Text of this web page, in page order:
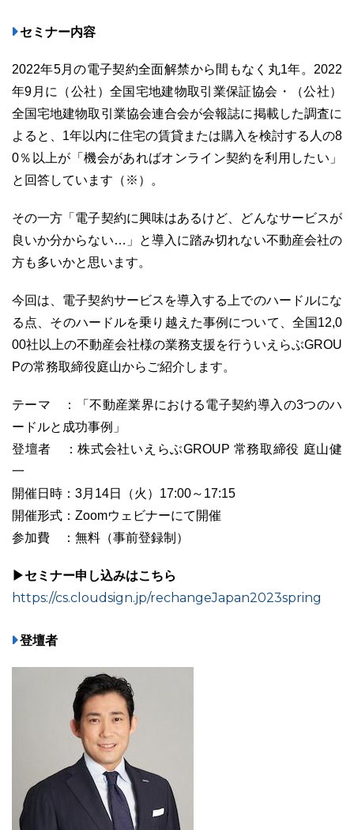
セミナー内容
2022年5月の電子契約全面解禁から間もなく丸1年。2022
年9月に（公社）全国宅地建物取引業保証協会・（公社）
全国宅地建物取引業協会連合会が会報誌に掲載した調査に
よると、1年以内に住宅の賃貸または購入を検討する人の8
0％以上が「機会があればオンライン契約を利用したい」
と回答しています（※）。
その一方「電子契約に興味はあるけど、どんなサービスが
良いか分からない…」と導入に踏み切れない不動産会社の
方も多いかと思います。
今回は、電子契約サービスを導入する上でのハードルにな
る点、そのハードルを乗り越えた事例について、全国12,0
00社以上の不動産会社様の業務支援を行ういえらぶGROU
Pの常務取締役庭山からご紹介します。
テーマ ：「不動産業界における電子契約導入の3つのハ
ードルと成功事例」
登壇者 ：株式会社いえらぶGROUP 常務取締役 庭山健
一
開催日時：3月14日（火）17:00～17:15
開催形式：Zoomウェビナーにて開催
参加費 ：無料（事前登録制）
▶セミナー申し込みはこちら
https://cs.cloudsign.jp/rechangeJapan2023spring
登壇者